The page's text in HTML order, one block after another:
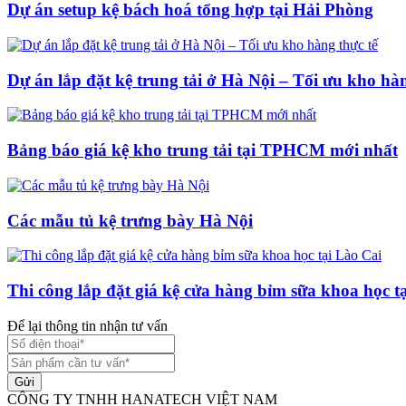
Dự án setup kệ bách hoá tổng hợp tại Hải Phòng
Dự án lắp đặt kệ trung tải ở Hà Nội – Tối ưu kho
Bảng báo giá kệ kho trung tải tại TPHCM mới nhất
Các mẫu tủ kệ trưng bày Hà Nội
Thi công lắp đặt giá kệ cửa hàng bỉm sữa khoa học
Để lại thông tin nhận tư vấn
Gửi
CÔNG TY TNHH HANATECH VIỆT NAM